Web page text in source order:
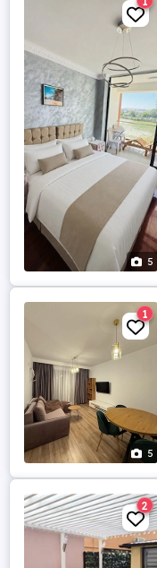
5
5
1
2